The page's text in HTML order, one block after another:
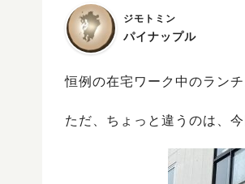
ジモトミン
パイナップル
恒例の在宅ワーク中のラン
ただ、ちょっと違うのは、